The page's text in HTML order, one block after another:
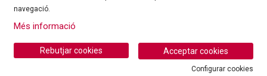
Sitemap | Ús de Cookies
navegació.
Més informació
Acceptar cookies
Rebutjar cookies
Configurar cookies